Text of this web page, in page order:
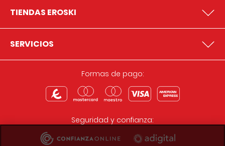
TIENDAS EROSKI
SERVICIOS
Formas de pago:
Seguridad y confianza: